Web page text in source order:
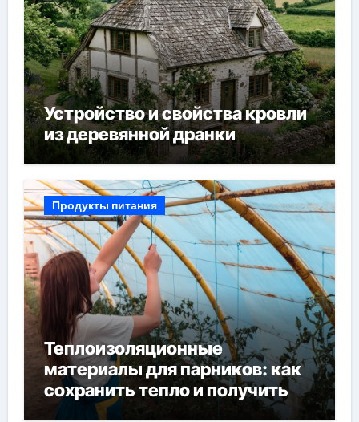
Устройство и свойства кровли
из деревянной дранки
Продукты питания
Теплоизоляционные
материалы для парников: как
сохранить тепло и получить
богатый урожай